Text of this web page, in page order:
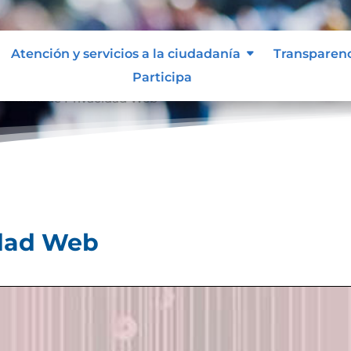
Atención y servicios a la ciudadanía
Participa
Web